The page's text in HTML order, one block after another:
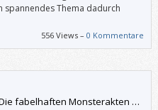
spannendes Thema dadurch
556 Views –0 Kommentare
fabelhaften Monsterakten …